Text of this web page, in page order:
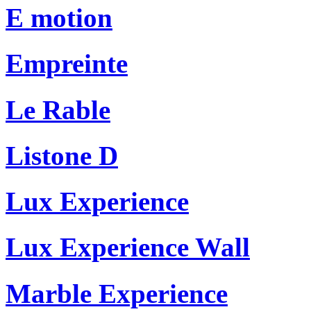
E motion
Empreinte
Le Rable
Listone D
Lux Experience
Lux Experience Wall
Marble Experience